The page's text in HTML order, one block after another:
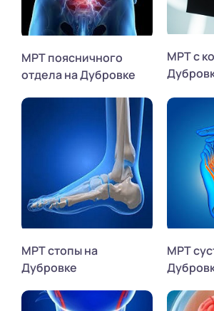
МРТ поясничного
отдела на Дубровке
МРТ с
МРТ стопы на
Дубровке
МРТ